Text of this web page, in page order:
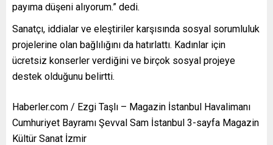
payıma düşeni alıyorum.” dedi.
Sanatçı, iddialar ve eleştiriler karşısında sosyal sorumluluk
projelerine olan bağlılığını da hatırlattı. Kadınlar için
ücretsiz konserler verdiğini ve birçok sosyal projeye
destek olduğunu belirtti.
Haberler.com / Ezgi Taşlı – Magazin İstanbul Havalimanı
Cumhuriyet Bayramı Şevval Sam İstanbul 3-sayfa Magazin
Kültür Sanat İzmir